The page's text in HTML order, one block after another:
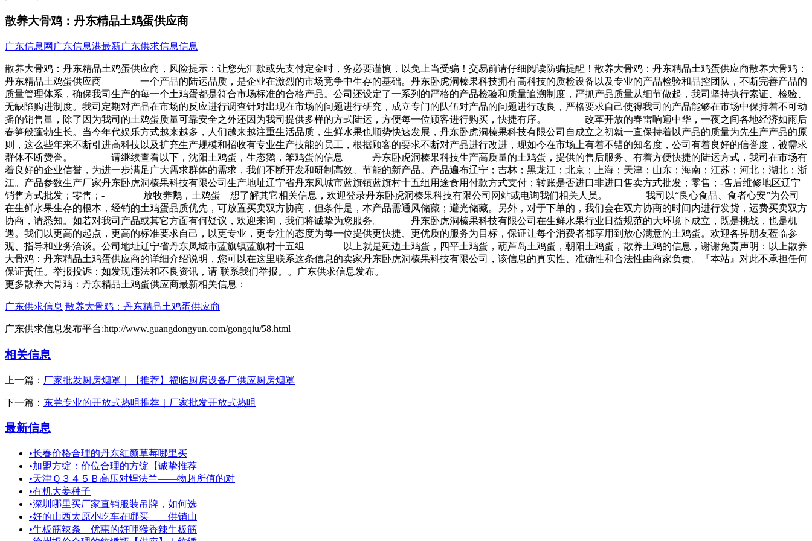
散养大骨鸡：丹东精品土鸡蛋供应商
广东信息网 广东信息港最新广东供求信息信息
散养大骨鸡：丹东精品土鸡蛋供应商，风险提示：让您先汇款或先支付定金时，务必要谨慎，以免上当受骗！交易前请仔细阅读防骗提醒！散养大骨鸡：丹东精品土鸡蛋供应商散养大骨鸡：
丹东精品土鸡蛋供应商 一个产品的陆运品质，是企业在激烈的市场竞争中生存的基础。丹东卧虎洞榛果科技拥有高科技的质检设备以及专业的产品检验和品控团队，不断完善产品的
质量管理体系，确保我司生产的每一个土鸡蛋都是符合市场标准的合格产品。公司还设定了一系列的严格的产品检验和质量追溯制度，严抓产品质量从细节做起，我司坚持执行索证、检验、
无缺陷购进制度。我司定期对产品在市场的反应进行调查针对出现在市场的问题进行研究，成立专门的队伍对产品的问题进行改良，严格要求自己使得我司的产品能够在市场中保持着不可动
摇的销售量，除了因为我司的土鸡蛋质量可靠安全之外还因为我司提供多样的方式陆运，方便每一位顾客进行购买，快捷有序。 改革开放的春雷响遍中华，一夜之间各地经济如雨后
春笋般蓬勃生长。当今年代娱乐方式越来越多，人们越来越注重生活品质，生鲜水果也顺势快速发展，丹东卧虎洞榛果科技有限公司自成立之初就一直保持着以产品的质量为先生产产品的原
则，这么些年来不断引进高科技以及扩充生产规模和招收有专业生产技能的员工，根据顾客的要求不断对产品进行改进，现如今在市场上有着不错的知名度，公司有着良好的信誉度，被需求
群体不断赞誉。 请继续查看以下，沈阳土鸡蛋，生态鹅，笨鸡蛋的信息 丹东卧虎洞榛果科技生产高质量的土鸡蛋，提供的售后服务、有着方便快捷的陆运方式，我司在市场有
着良好的企业信誉，为进一步满足广大需求群体的需求，我们不断开发和研制高效、节能的新产品。产品遍布辽宁；吉林；黑龙江；北京；上海；天津；山东；海南；江苏；河北；湖北；浙
江。产品参数生产厂家丹东卧虎洞榛果科技有限公司生产地址辽宁省丹东凤城市蓝旗镇蓝旗村十五组用途食用付款方式支付；转账是否进口非进口售卖方式批发；零售；-售后维修地区辽宁
销售方式批发；零售；- 放牧养鹅，土鸡蛋 想了解其它相关信息，欢迎登录丹东卧虎洞榛果科技有限公司网站或电询我们相关人员。 我司以“良心食品、食者心安”为公司
在生鲜水果生存的根本，经销的土鸡蛋品质优先，可放置买卖双方协商，但条件是，本产品需通风储藏；避光储藏。另外，对于下单的，我们会在双方协商的时间内进行发货，运费买卖双方
协商，请悉知。如若对我司产品或其它方面有何疑议，欢迎来询，我们将诚挚为您服务。 丹东卧虎洞榛果科技有限公司在生鲜水果行业日益规范的大环境下成立，既是挑战，也是机
遇。我们以更高的起点，更高的标准要求自己，以更专业，更专注的态度为每一位提供更快捷、更优质的服务为目标，保证让每个消费者都享用到放心满意的土鸡蛋。欢迎各界朋友莅临参
观、指导和业务洽谈。公司地址辽宁省丹东凤城市蓝旗镇蓝旗村十五组 以上就是延边土鸡蛋，四平土鸡蛋，葫芦岛土鸡蛋，朝阳土鸡蛋，散养土鸡的信息，谢谢免责声明：以上散养
大骨鸡：丹东精品土鸡蛋供应商的详细介绍说明，您可以在这里联系这条信息的卖家丹东卧虎洞榛果科技有限公司，该信息的真实性、准确性和合法性由商家负责。『本站』对此不承担任何
保证责任。举报投诉：如发现违法和不良资讯，请 联系我们举报。。广东供求信息发布。
更多散养大骨鸡：丹东精品土鸡蛋供应商最新相关信息：
广东供求信息 散养大骨鸡：丹东精品土鸡蛋供应商
广东供求信息发布平台:http://www.guangdongyun.com/gongqiu/58.html
相关信息
上一篇： 厂家批发厨房烟罩｜【推荐】福临厨房设备厂供应厨房烟罩
下一篇： 东莞专业的开放式热咀推荐｜厂家批发开放式热咀
最新信息
•长春价格合理的丹东红颜草莓哪里买
•加盟方绽：价位合理的方绽【诚挚推荐
•天津Ｑ３４５Ｂ高压对焊法兰——物超所值的对
•有机大姜种子
•深圳哪里买厂家直销服装吊牌，如何选
•好的山西太原小吃车在哪买 ＿供销山
•牛板筋辣条＿优惠的好呷猴香辣牛板筋